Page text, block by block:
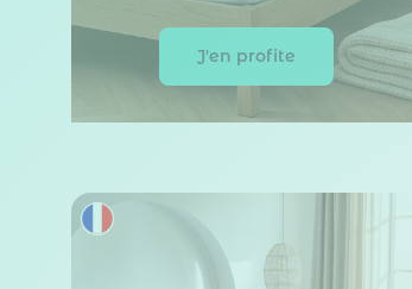
J'en profite